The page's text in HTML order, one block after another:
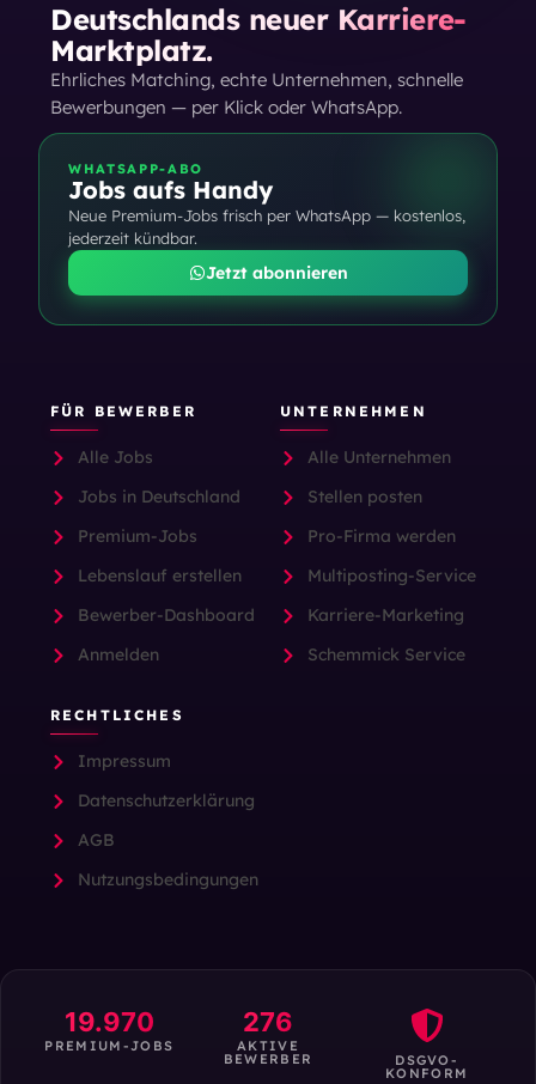
Deutschlands neuer Karriere-
Marktplatz.
Ehrliches Matching, echte Unternehmen, schnelle
Bewerbungen — per Klick oder WhatsApp.
WHATSAPP-ABO
Jobs aufs Handy
Neue Premium-Jobs frisch per WhatsApp — kostenlos,
jederzeit kündbar.
Jetzt abonnieren
FÜR BEWERBER
Alle Jobs
Jobs in Deutschland
Premium-Jobs
Lebenslauf erstellen
Bewerber-Dashboard
Anmelden
UNTERNEHMEN
Alle Unternehmen
Stellen posten
Pro-Firma werden
Multiposting-Service
Karriere-Marketing
Schemmick Service
RECHTLICHES
Impressum
Datenschutzerklärung
AGB
Nutzungsbedingungen
19.970
PREMIUM-JOBS
276
AKTIVE
BEWERBER DSGVO-
KONFORM